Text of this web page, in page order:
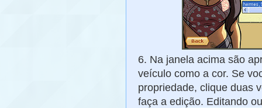
6. Na janela acima são
veículo como a cor. Se
propriedade, clique duas
faça a edição. Editando